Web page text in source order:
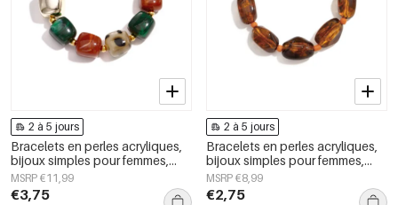
2 à 5 jours
Bracelets en perles acryliques,
bijoux simples pour femmes,
collection Daily Simple
MSRP €11,99
€3,75
2 à 5 jours
Bracelets en perles acryliques,
bijoux simples pour femmes,
collection Daily Simple
MSRP €8,99
€2,75